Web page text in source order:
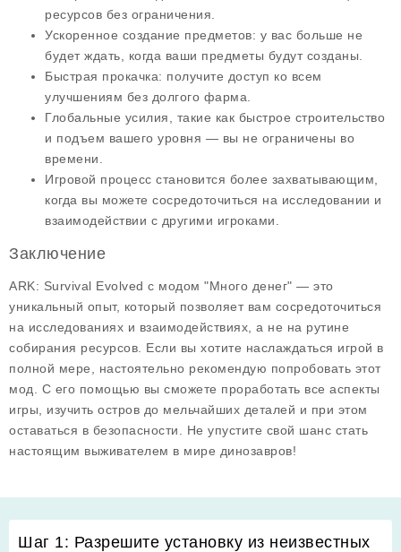
ресурсов без ограничения.
Ускоренное создание предметов: у вас больше не
будет ждать, когда ваши предметы будут созданы.
Быстрая прокачка: получите доступ ко всем
улучшениям без долгого фарма.
Глобальные усилия, такие как быстрое строительство
и подъем вашего уровня — вы не ограничены во
времени.
Игровой процесс становится более захватывающим,
когда вы можете сосредоточиться на исследовании и
взаимодействии с другими игроками.
Заключение
ARK: Survival Evolved с модом "Много денег" — это
уникальный опыт, который позволяет вам сосредоточиться
на исследованиях и взаимодействиях, а не на рутине
собирания ресурсов. Если вы хотите наслаждаться игрой в
полной мере, настоятельно рекомендую попробовать этот
мод. С его помощью вы сможете проработать все аспекты
игры, изучить остров до мельчайших деталей и при этом
оставаться в безопасности. Не упустите свой шанс стать
настоящим выживателем в мире динозавров!
Шаг 1: Разрешите установку из неизвестных